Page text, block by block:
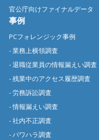
官公庁向けファイナルデータ
事例
PCフォレンジック事例
- 業務上横領調査
- 退職従業員の情報漏えい調査
- 残業中のアクセス履歴調査
- 労務訴訟調査
- 情報漏えい調査
- 社内不正調査
- パワハラ調査